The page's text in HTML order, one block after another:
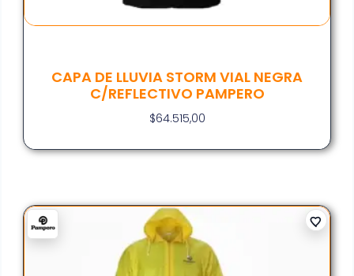
CAPA DE LLUVIA STORM VIAL NEGRA
C/REFLECTIVO PAMPERO
$64.515,00